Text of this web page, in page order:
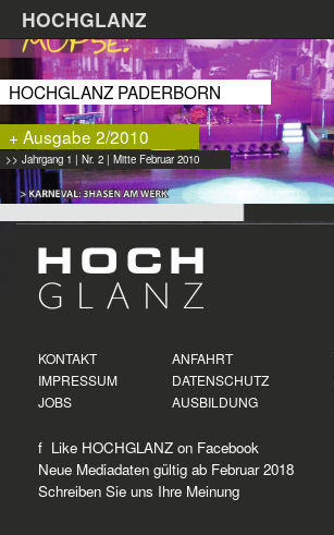
Zum
Hauptinhalt
springen
HOCHGLANZ
HOCHGLANZ PADERBORN
+ Ausgabe 2/2010
>> Jahrgang 1 | Nr. 2 | Mitte Februar 2010
KONTAKT ANFAHRT
IMPRESSUM
DATENSCHUTZ
JOBS
AUSBILDUNG
f Like HOCHGLANZ on Facebook
Neue Mediadaten gültig ab Februar 2018
Schreiben Sie uns Ihre Meinung